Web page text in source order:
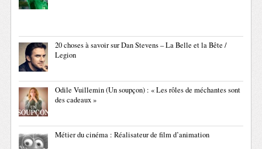
20 choses à savoir sur Dan Stevens – La Belle et la Bête /
Legion
Odile Vuillemin (Un soupçon) : « Les rôles de méchantes sont
des cadeaux »
Métier du cinéma : Réalisateur de film d’animation